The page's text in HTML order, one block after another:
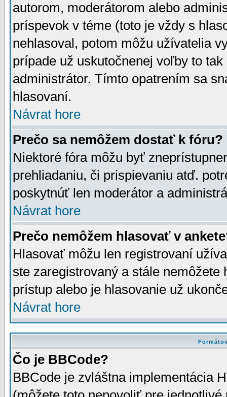
autorom, moderátorom alebo
príspevok v téme (toto je vždy s
nehlasoval, potom môžu užívatelia
prípade už uskutočnenej voľby to
administrátor. Tímto opatrením sa
hlasovaní.
Návrat hore
Prečo sa nemôžem dostať k fóru?
Niektoré fóra môžu byť
prehliadaniu, či prispievaniu atď.
poskytnúť len moderátor a
Návrat hore
Prečo nemôžem hlasovať v
Hlasovať môžu len registrovaní
ste zaregistrovaný a stále
prístup alebo je hlasovanie už
Návrat hore
Čo je BBCode?
BBCode je zvláštna implementácia